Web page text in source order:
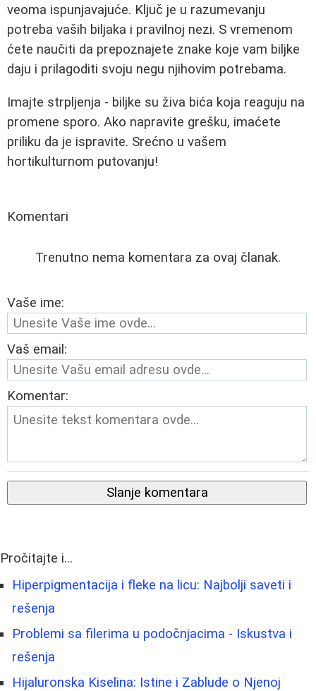
veoma ispunjavajuće. Ključ je u razumevanju
potreba vaših biljaka i pravilnoj nezi. S vremenom
ćete naučiti da prepoznajete znake koje vam biljke
daju i prilagoditi svoju negu njihovim potrebama.
Imajte strpljenja - biljke su živa bića koja reaguju na
promene sporo. Ako napravite grešku, imaćete
priliku da je ispravite. Srećno u vašem
hortikulturnom putovanju!
Komentari
Trenutno nema komentara za ovaj članak.
Vaše ime:
Vaš email:
Komentar:
Slanje komentara
Pročitajte i...
Hiperpigmentacija i fleke na licu: Najbolji saveti i
rešenja
Problemi sa filerima u podočnjacima - Iskustva i
rešenja
Hijaluronska Kiselina: Istine i Zablude o Njenoj